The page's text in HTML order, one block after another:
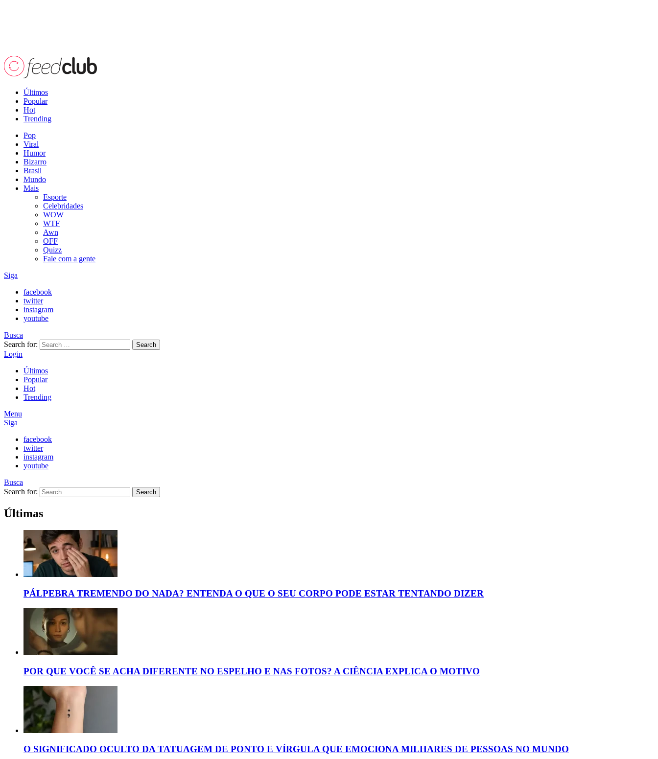
Últimos
Popular
Hot
Trending
Pop
Viral
Humor
Bizarro
Brasil
Mundo
Mais
Esporte
Celebridades
WOW
WTF
Awn
OFF
Quizz
Fale com a gente
Siga
facebook
twitter
instagram
youtube
Busca
Search for:
Search
Login
Últimos
Popular
Hot
Trending
Menu
Siga
facebook
twitter
instagram
youtube
Busca
Search for:
Search
Últimas
PÁLPEBRA TREMENDO DO NADA? ENTENDA O QUE O SEU CORPO PODE ESTAR TENTANDO DIZER
POR QUE VOCÊ SE ACHA DIFERENTE NO ESPELHO E NAS FOTOS? A CIÊNCIA EXPLICA O MOTIVO
O SIGNIFICADO OCULTO DA TATUAGEM DE PONTO E VÍRGULA QUE EMOCIONA MILHARES DE PESSOAS NO MUNDO